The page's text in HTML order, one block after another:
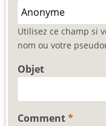
Utilisez ce champ si
nom ou votre
Objet
Comment